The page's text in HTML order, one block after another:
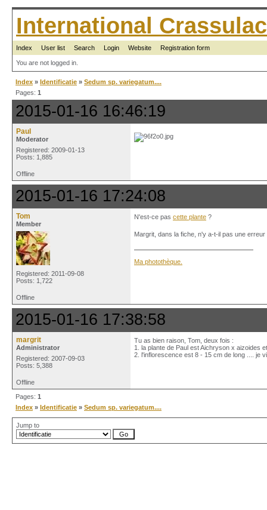
International
Index User list Search Login Website Registration form
You are not logged in.
Index » Identificatie » Sedum sp. variegatum....
Pages: 1
2015-01-16 16:46:19
Paul
Moderator
Registered: 2009-01-13
Posts: 1,885
Offline
2015-01-16 17:24:08
Tom
Member
Registered: 2011-09-08
Posts: 1,722
N'est-ce pas cette plante ?
Margrit, dans la fiche, n'y a-t-il pas une
Ma photothèque.
Offline
2015-01-16 17:38:58
margrit
Administrator
Registered: 2007-09-03
Posts: 5,388
Tu as bien raison, Tom, deux fois :
1. la plante de Paul est Aichryson x aizoides et
2. l'inflorescence est 8 - 15 cm de long .... je
Offline
Pages: 1
Index » Identificatie » Sedum sp. variegatum....
Jump to